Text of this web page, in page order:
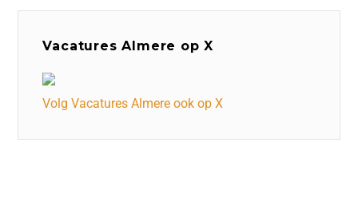
Vacatures Almere op X
Volg Vacatures Almere ook op X